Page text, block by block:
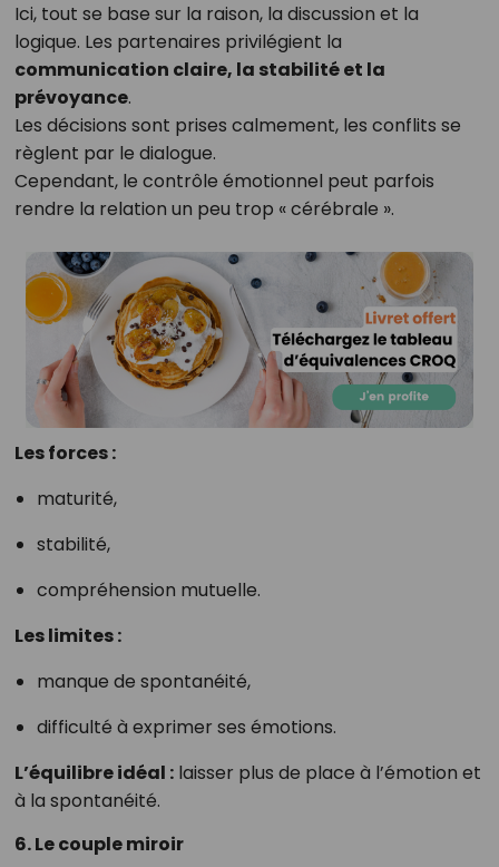
Ici, tout se base sur la raison, la discussion et la
logique. Les partenaires privilégient la
communication claire, la stabilité et la
prévoyance.
Les décisions sont prises calmement, les conflits se
règlent par le dialogue.
Cependant, le contrôle émotionnel peut parfois
rendre la relation un peu trop « cérébrale ».
Les forces :
maturité,
stabilité,
compréhension mutuelle.
Les limites :
manque de spontanéité,
difficulté à exprimer ses émotions.
L’équilibre idéal :laisser plus de place à l’émotion et
à la spontanéité.
6. Le couple miroir